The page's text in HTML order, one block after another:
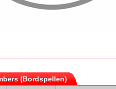
(Bordspellen)